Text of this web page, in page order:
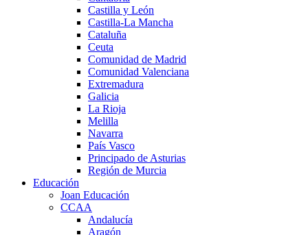
Castilla y León
Castilla-La Mancha
Cataluña
Ceuta
Comunidad de Madrid
Comunidad Valenciana
Extremadura
Galicia
La Rioja
Melilla
Navarra
País Vasco
Principado de Asturias
Región de Murcia
Educación
Joan Educación
CCAA
Andalucía
Aragón